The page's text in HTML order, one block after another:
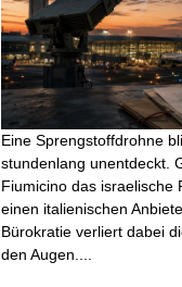
Eine Sprengstoffdrohne
stundenlang unentdeckt.
Fiumicino das israelische
einen italienischen
Bürokratie verliert dabei
den Augen....